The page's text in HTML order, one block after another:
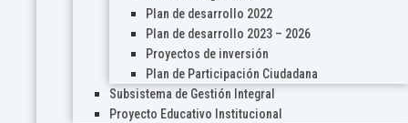
Plan de desarrollo 2022
Plan de desarrollo 2023 – 2026
Proyectos de inversión
Plan de Participación Ciudadana
Subsistema de Gestión Integral
Proyecto Educativo Institucional